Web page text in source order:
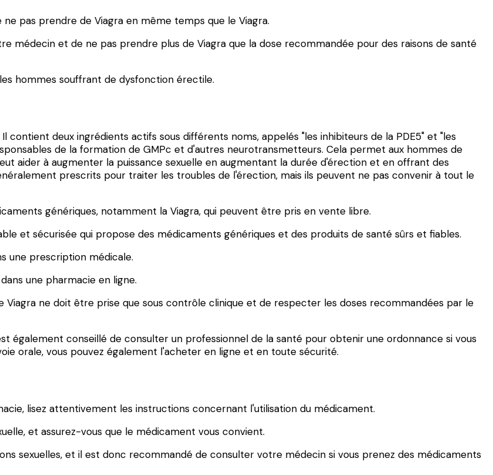
pas prendre de Viagra en même temps que le Viagra.
médecin et de ne pas prendre plus de Viagra que la dose recommandée pour des raisons de santé
hommes souffrant de dysfonction érectile.
deux ingrédients actifs sous différents noms, appelés "les inhibiteurs de la PDE5" et "les
de la formation de GMPc et d'autres neurotransmetteurs. Cela permet aux hommes de
aider à augmenter la puissance sexuelle en augmentant la durée d'érection et en offrant des
prescrits pour traiter les troubles de l'érection, mais ils peuvent ne pas convenir à tout le
génériques, notamment la Viagra, qui peuvent être pris en vente libre.
et sécurisée qui propose des médicaments génériques et des produits de santé sûrs et fiables.
une prescription médicale.
une pharmacie en ligne.
ne doit être prise que sous contrôle clinique et de respecter les doses recommandées par le
également conseillé de consulter un professionnel de la santé pour obtenir une ordonnance si vous
orale, vous pouvez également l'acheter en ligne et en toute sécurité.
lisez attentivement les instructions concernant l'utilisation du médicament.
et assurez-vous que le médicament vous convient.
sexuelles, et il est donc recommandé de consulter votre médecin si vous prenez des médicaments